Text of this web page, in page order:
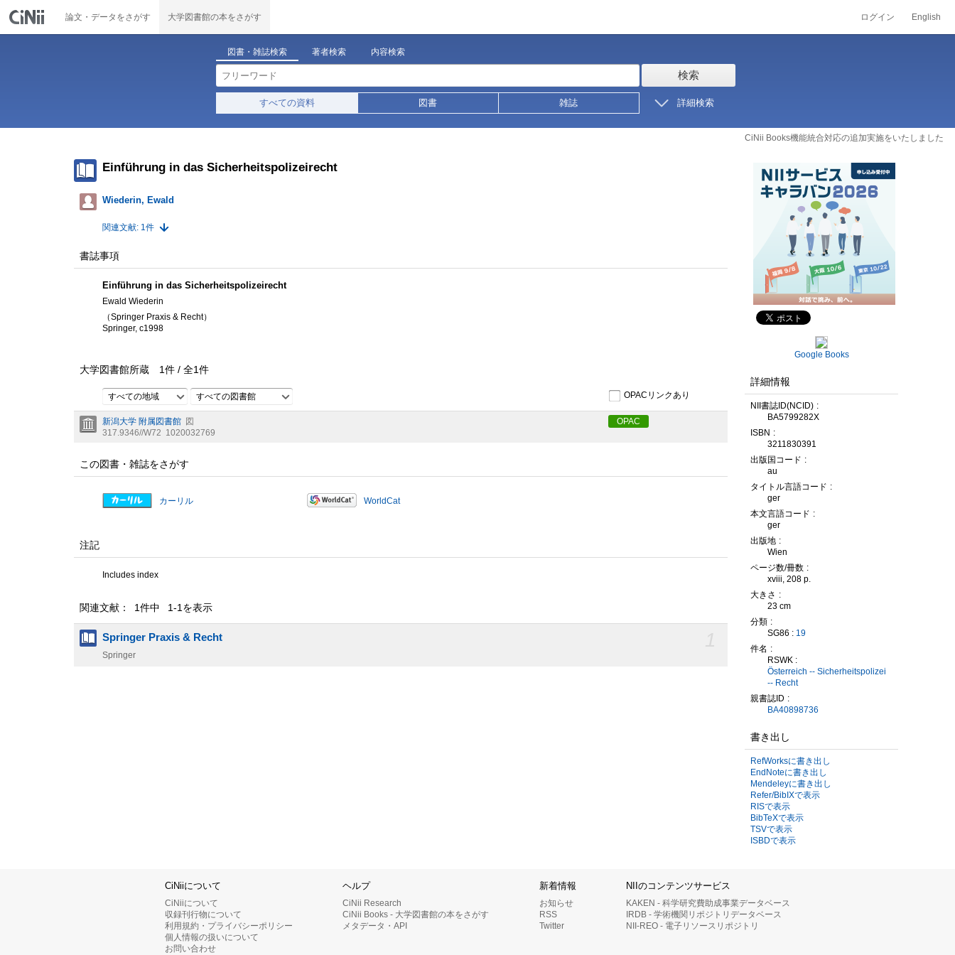
論文・データをさがす 大学図書館の本をさがす ログイン English
図書・雑誌検索 著者検索 内容検索
検索
すべての資料 図書 雑誌 詳細検索
CiNii Books機能統合対応の追加実施をいたしました
Einführung in das Sicherheitspolizeirecht
Wiederin, Ewald
関連文献: 1件
書誌事項
Einführung in das Sicherheitspolizeirecht
Ewald Wiederin
（Springer Praxis & Recht）
Springer, c1998
大学図書館所蔵 1件 / 全1件
すべての地域 すべての図書館 OPACリンクあり
新潟大学 附属図書館 図
317.9346//W72 1020032769
OPAC
この図書・雑誌をさがす
カーリル WorldCat
注記
Includes index
関連文献： 1件中 1-1を表示
Springer Praxis & Recht
Springer
Google Books
詳細情報
NII書誌ID(NCID)
BA5799282X
ISBN
3211830391
出版国コード
au
タイトル言語コード
ger
本文言語コード
ger
出版地
Wien
ページ数/冊数
xviii, 208 p.
大きさ
23 cm
分類
SG86 : 19
件名
RSWK :
Österreich -- Sicherheitspolizei
-- Recht
親書誌ID
BA40898736
書き出し
RefWorksに書き出し
EndNoteに書き出し
Mendeleyに書き出し
Refer/BibIXで表示
RISで表示
BibTeXで表示
TSVで表示
ISBDで表示
CiNiiについて
CiNiiについて
収録刊行物について
利用規約・プライバシーポリシー
個人情報の扱いについて
お問い合わせ
ヘルプ
CiNii Research
CiNii Books - 大学図書館の本をさがす
メタデータ・API
新着情報
お知らせ
RSS
Twitter
NIIのコンテンツサービス
KAKEN - 科学研究費助成事業データベース
IRDB - 学術機関リポジトリデータベース
NII-REO - 電子リソースリポジトリ